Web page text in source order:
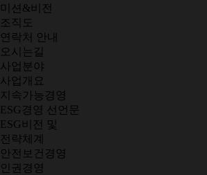
미션&비전
조직도
연락처 안내
오시는길
사업분야
사업개요
지속가능경영
ESG경영 선언문
ESG비전 및
전략체계
안전보건경영
인권경영